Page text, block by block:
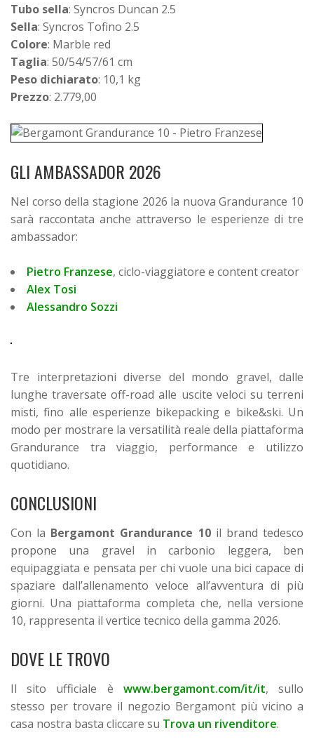
Tubo sella: Syncros Duncan 2.5
Sella: Syncros Tofino 2.5
Colore: Marble red
Taglia: 50/54/57/61 cm
Peso dichiarato: 10,1 kg
Prezzo: 2.779,00
GLI AMBASSADOR 2026
Nel corso della stagione 2026 la nuova Grandurance 10
sarà raccontata anche attraverso le esperienze di tre
ambassador:
Pietro Franzese, ciclo-viaggiatore e content creator
Alex Tosi
Alessandro Sozzi
Tre interpretazioni diverse del mondo gravel, dalle
lunghe traversate off-road alle uscite veloci su terreni
misti, fino alle esperienze bikepacking e bike&ski. Un
modo per mostrare la versatilità reale della piattaforma
Grandurance tra viaggio, performance e utilizzo
quotidiano.
CONCLUSIONI
Con la Bergamont Grandurance 10il brand tedesco
propone una gravel in carbonio leggera, ben
equipaggiata e pensata per chi vuole una bici capace di
spaziare dall’allenamento veloce all’avventura di più
giorni. Una piattaforma completa che, nella versione
10, rappresenta il vertice tecnico della gamma 2026.
DOVE LE TROVO
Il sito ufficiale è www.bergamont.com/it/it, sullo
stesso per trovare il negozio Bergamont più vicino a
casa nostra basta cliccare su Trova un rivenditore.